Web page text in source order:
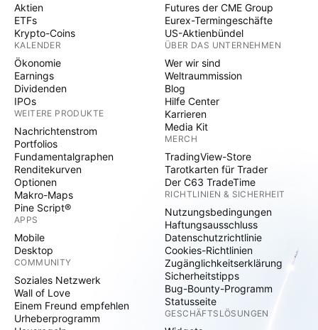
Aktien
ETFs
Krypto-Coins
KALENDER
Ökonomie
Earnings
Dividenden
IPOs
WEITERE PRODUKTE
Nachrichtenstrom
Portfolios
Fundamentalgraphen
Renditekurven
Optionen
Makro-Maps
Pine Script®
APPS
Mobile
Desktop
COMMUNITY
Soziales Netzwerk
Wall of Love
Einem Freund empfehlen
Urheberprogramm
Futures der CME Group
Eurex-Termingeschäfte
US-Aktienbündel
ÜBER DAS UNTERNEHMEN
Wer wir sind
Weltraummission
Blog
Hilfe Center
Karrieren
Media Kit
MERCH
TradingView-Store
Tarotkarten für Trader
Der C63 TradeTime
RICHTLINIEN & SICHERHEIT
Nutzungsbedingungen
Haftungsausschluss
Datenschutzrichtlinie
Cookies-Richtlinien
Zugänglichkeitserklärung
Sicherheitstipps
Bug-Bounty-Programm
Statusseite
GESCHÄFTSLÖSUNGEN